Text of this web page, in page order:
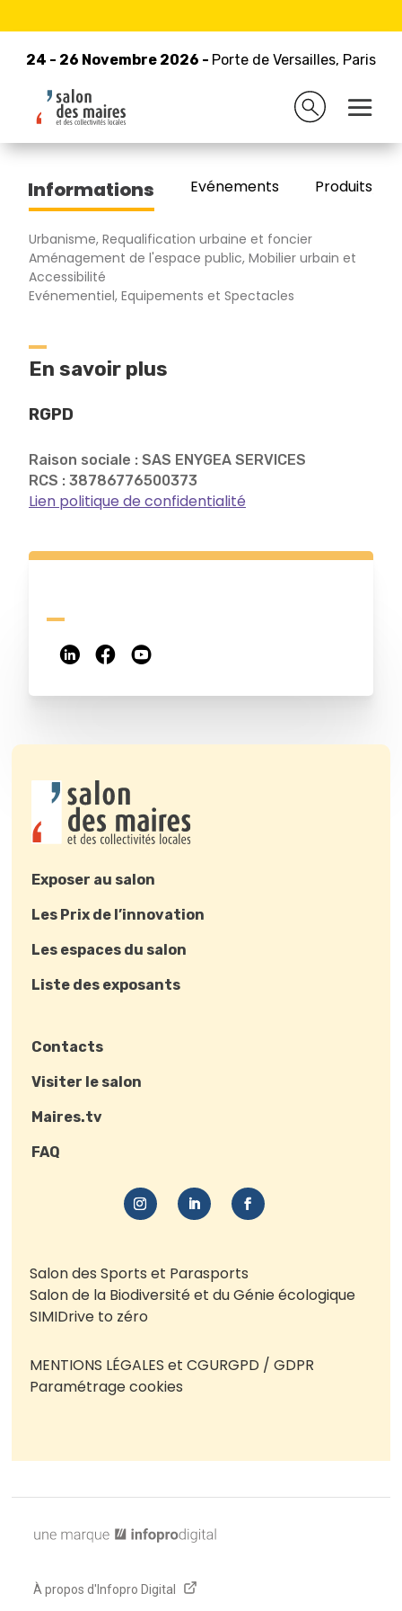
24 - 26 Novembre 2026 - Porte de Versailles, Paris
24 - 26 Novembre 2026 - Porte de Versailles, Paris
Retour à la liste des exposants
WC LOC
Informations Evénements Produits/
Urbanisme, Requalification urbaine et foncier
Aménagement de l'espace public, Mobilier urbain et
Accessibilité
Evénementiel, Equipements et Spectacles
En savoir plus
RGPD
Raison sociale : SAS ENYGEA SERVICES
RCS : 38786776500373
Lien politique de confidentialité
Exposer au salon
Les Prix de l’innovation
Les espaces du salon
Liste des exposants
Contacts
Visiter le salon
Maires.tv
FAQ
Salon des Sports et Parasports
Salon de la Biodiversité et du Génie écologique
SIMIDrive to zéro
MENTIONS LÉGALES et CGURGPD / GDPR
Paramétrage cookies